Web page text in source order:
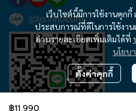
฿11,990
เว็บไซต์นี้มีการใช้งานคุก
ประสบการณ์ที่ดีในการใช้งา
อ่านรายละเอียดเพิ่มเติมได้ที่
นโยบ
ตั้งค่าคุกกี้
@technocom